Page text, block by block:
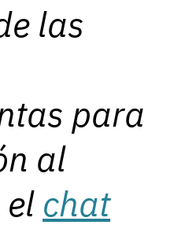
las
para
al
chat